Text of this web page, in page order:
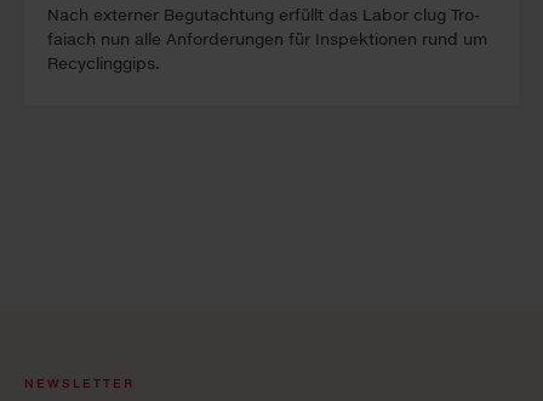
Nach ex­ter­ner Be­gutacht­ung erfüllt das La­bor clug Tro­
faiach nun alle An­forder­ung­en für In­spekt­ion­en rund um
Re­cyc­ling­gips.
NEWSLETTER